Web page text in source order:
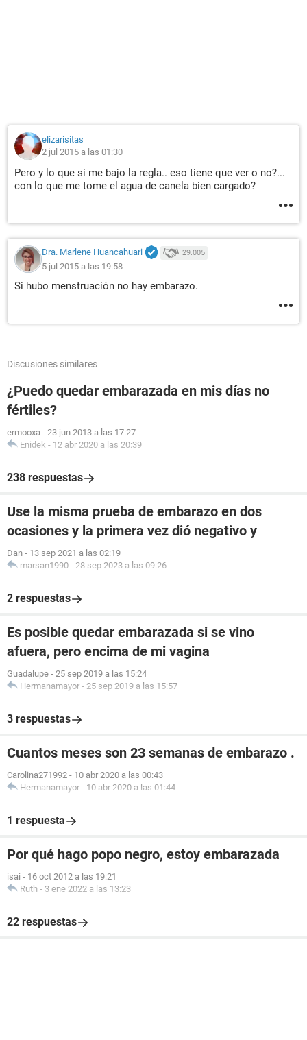
elizarisitas
2 jul 2015 a las 01:30
Pero y lo que si me bajo la regla.. eso tiene que ver o no?...
con lo que me tome el agua de canela bien cargado?
Dra. Marlene Huancahuari 29.005
5 jul 2015 a las 19:58
Si hubo menstruación no hay embarazo.
Discusiones similares
¿Puedo quedar embarazada en mis días no
fértiles?
ermooxa - 23 jun 2013 a las 17:27
Enidek - 12 abr 2020 a las 20:39
238 respuestas
Use la misma prueba de embarazo en dos
ocasiones y la primera vez dió negativo y
Dan - 13 sep 2021 a las 02:19
marsan1990 - 28 sep 2023 a las 09:26
2 respuestas
Es posible quedar embarazada si se vino
afuera, pero encima de mi vagina
Guadalupe - 25 sep 2019 a las 15:24
Hermanamayor - 25 sep 2019 a las 15:57
3 respuestas
Cuantos meses son 23 semanas de embarazo .
Carolina271992 - 10 abr 2020 a las 00:43
Hermanamayor - 10 abr 2020 a las 01:44
1 respuesta
Por qué hago popo negro, estoy embarazada
isai - 16 oct 2012 a las 19:21
Ruth - 3 ene 2022 a las 13:23
22 respuestas